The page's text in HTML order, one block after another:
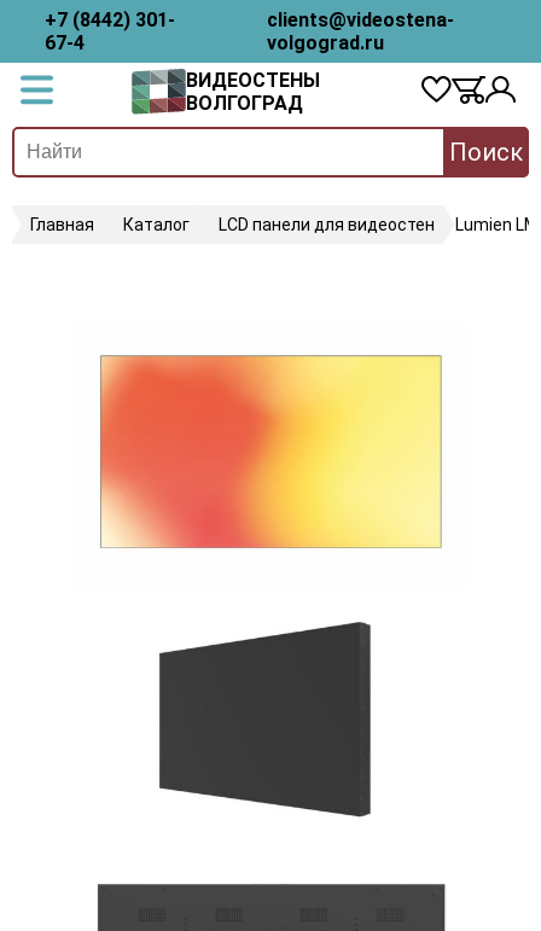
+7 (8442) 301-
67-4
clients@videostena-
volgograd.ru
ВИДЕОСТЕНЫ
ВОЛГОГРАД
Поиск
Главная Каталог LCD панели для видеостен Lumien